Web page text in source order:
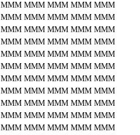
MMM MMM MMM MMM MMM
MMM MMM MMM MMM MMM
MMM MMM MMM MMM MMM
MMM MMM MMM MMM MMM
MMM MMM MMM MMM MMM
MMM MMM MMM MMM MMM
MMM MMM MMM MMM MMM
MMM MMM MMM MMM MMM
MMM MMM MMM MMM MMM
MMM MMM MMM MMM MMM
MMM MMM MMM MMM MMM